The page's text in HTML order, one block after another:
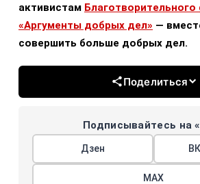
активистам
«Аргументы добрых дел» —
совершить больше добрых дел.
Поделиться
Подписывайтесь на
Дзен
МАХ